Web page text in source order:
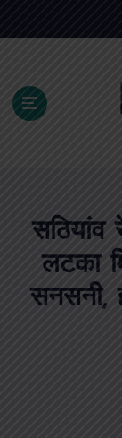
लटका
सनसनी,